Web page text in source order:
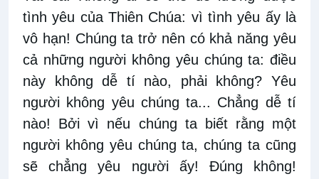
tình yêu của Thiên Chúa: vì tình yêu ấy là
vô hạn! Chúng ta trở nên có khả năng yêu
cả những người không yêu chúng ta: điều
này không dễ tí nào, phải không? Yêu
người không yêu chúng ta... Chẳng dễ tí
nào! Bởi vì nếu chúng ta biết rằng một
người không yêu chúng ta, chúng ta cũng
sẽ chẳng yêu người ấy! Đúng không!